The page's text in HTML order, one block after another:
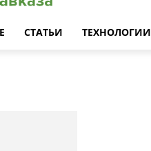
СТАТЬИ ТЕХНОЛОГИИ